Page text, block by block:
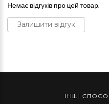
Немає відгуків про цей товар.
Залишити відгук
ІНШІ